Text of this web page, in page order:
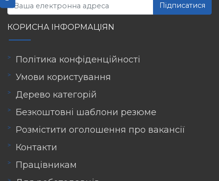
Підписатися
КОРИСНА ІНФОРМАЦІЯN
Політика конфіденційності
Умови користування
Дерево категорій
Безкоштовні шаблони резюме
Розмістити оголошення про вакансії
Контакти
Працівникам